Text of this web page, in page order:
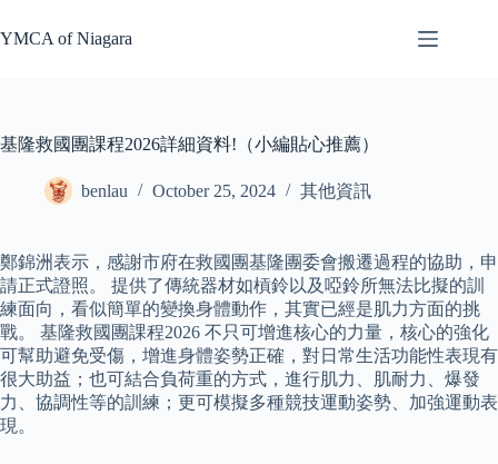
to
content
YMCA of Niagara
基隆救國團課程2026詳細資料!（小編貼心推薦）
benlau October 25, 2024 其他資訊
鄭錦洲表示，感謝市府在救國團基隆團委會搬遷過程的協助，申
請正式證照。 提供了傳統器材如槓鈴以及啞鈴所無法比擬的訓
練面向，看似簡單的變換身體動作，其實已經是肌力方面的挑
戰。 基隆救國團課程2026 不只可增進核心的力量，核心的強化
可幫助避免受傷，增進身體姿勢正確，對日常生活功能性表現有
很大助益；也可結合負荷重的方式，進行肌力、肌耐力、爆發
力、協調性等的訓練；更可模擬多種競技運動姿勢、加強運動表
現。